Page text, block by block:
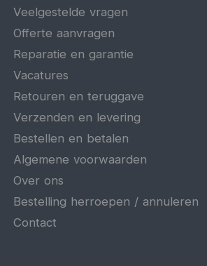
Veelgestelde vragen
Offerte aanvragen
Reparatie en garantie
Vacatures
Retouren en teruggave
Verzenden en levering
Bestellen en betalen
Algemene voorwaarden
Over ons
Bestelling herroepen / annuleren
Contact